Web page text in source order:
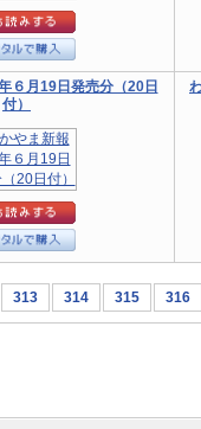
６月19日発売分（20日
付）
313 314 315 316